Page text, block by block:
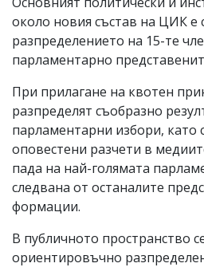
около новия състав на ЦИК е
разпределението на 15-те
парламентарно
При прилагане на квотен
разпределят съобразно
парламентарни избори, като
оповестени разчети в
пада на най-голямата
следвана от останалите
формации.
В публичното пространство
ориентировъчно